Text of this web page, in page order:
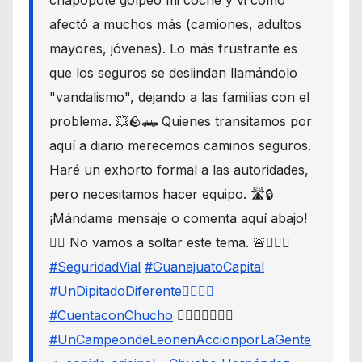
afectó a muchos más (camiones, adultos
mayores, jóvenes). Lo más frustrante es
que los seguros se deslindan llamándolo
"vandalismo", dejando a las familias con el
problema. 💥🪨🛻 Quienes transitamos por
aquí a diario merecemos caminos seguros.
Haré un exhorto formal a las autoridades,
pero necesitamos hacer equipo. 🛣️🔒
¡Mándame mensaje o comenta aquí abajo!
👇🏼 No vamos a soltar este tema. 🚨🙋🏾‍♂️
#SeguridadVial #GuanajuatoCapital
#UnDipitadoDiferente🙋🏽‍♂️⚖️
#CuentaconChucho 🙋🏾‍♂️✌🏾☝🏾
#UnCampeondeLeonenAccionporLaGente